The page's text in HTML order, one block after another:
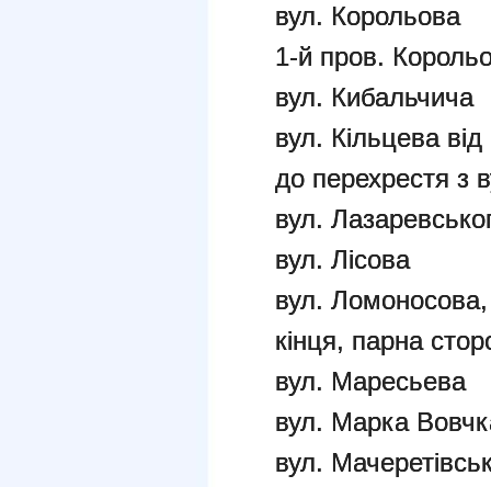
вул. Корольова
1-й пров.
вул. Кибальчича
вул. Кільцева
до перехрестя з
вул.
вул. Лісова
вул.
кінця, парна
вул. Маресьева
вул. Марка
вул.